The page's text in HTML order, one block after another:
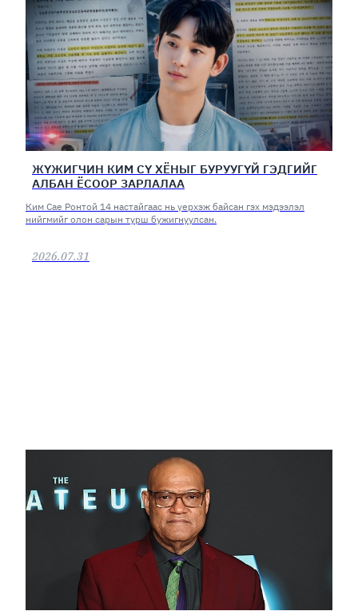
ЖҮЖИГЧИН КИМ СҮ ХЁНЫГ БУРУУГҮЙ ГЭДГИЙГ
АЛБАН ЁСООР ЗАРЛАЛАА
Ким Сае Ронтой 14 настайгаас нь үерхэж байсан гэх мэдээлэл
нийгмийг олон сарын турш бужигнуулсан.
2026.07.31